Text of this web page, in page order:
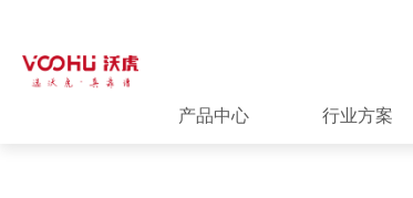
产品中心 行业方案